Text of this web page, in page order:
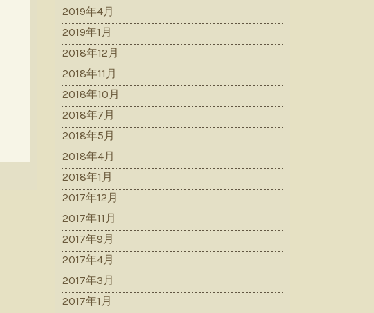
2019年4月
2019年1月
2018年12月
2018年11月
2018年10月
2018年7月
2018年5月
2018年4月
2018年1月
2017年12月
2017年11月
2017年9月
2017年4月
2017年3月
2017年1月